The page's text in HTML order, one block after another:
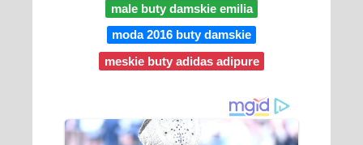
male buty damskie emilia
moda 2016 buty damskie
meskie buty adidas adipure